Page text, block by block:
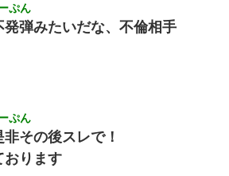
」→ 理由を話したら泣き出して・・私
っと家建てられるね！』夫「実家を二世
ぷん
弾みたいだな、不倫相手
ぷん
その後スレで！
おります